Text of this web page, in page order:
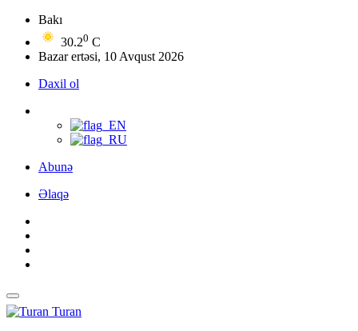
Bakı
30.20 C
Bazar ertəsi, 10 Avqust 2026
Daxil ol
Abunə
Əlaqə
Turan